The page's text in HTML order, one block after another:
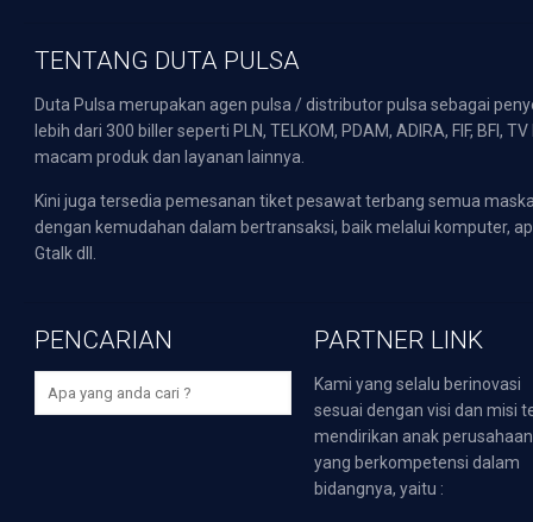
TENTANG DUTA PULSA
Duta Pulsa merupakan agen pulsa / distributor pulsa sebagai
lebih dari 300 biller seperti PLN, TELKOM, PDAM, ADIRA, FIF,
macam produk dan layanan lainnya.
Kini juga tersedia pemesanan tiket pesawat terbang semua
dengan kemudahan dalam bertransaksi, baik melalui komputer,
Gtalk dll.
PENCARIAN PARTNER LINK
Kami yang selalu berinovasi
sesuai dengan visi dan misi
mendirikan anak perusahaan
yang berkompetensi dalam
bidangnya, yaitu :